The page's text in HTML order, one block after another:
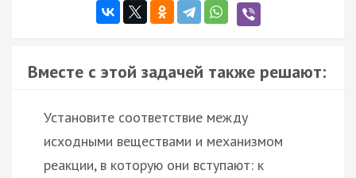
Вместе с этой задачей также решают:
Установите соответствие между
исходными веществами и механизмом
реакции, в которую они вступают: к